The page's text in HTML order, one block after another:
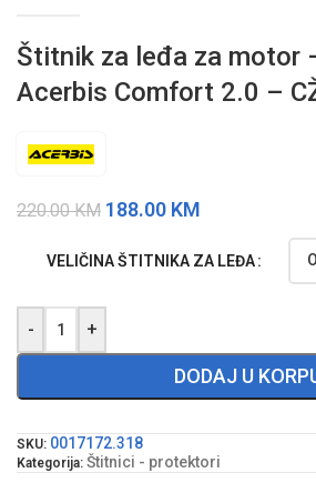
Štitnik za leđa za motor
Acerbis Comfort 2.0 –
220.00KM 188.00 KM
VELIČINA ŠTITNIKA ZA LEĐA
- +
DODAJ U
SKU: 0017172.318
Kategorija: Štitnici - protektori